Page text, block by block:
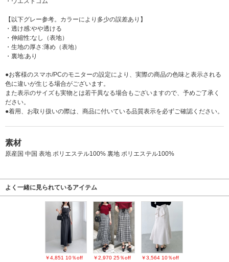
【以下グレー参考。カラーにより多少の誤差あり】
・透け感:やや透ける
・伸縮性:なし（表地）
・生地の厚さ:薄め（表地）
・裏地:あり
●お客様のスマホ/PCのモニターの設定により、実際の商品の色味と表示される
色に違いが生じる場合がございます。
また表示のサイズも実物とは若干異なる場合もございますので、予めご了承く
ださい。
●着用、お取り扱いの際は、商品に付いている品質表示を必ずご確認ください。
素材
原産国 中国 表地 ポリエステル100% 裏地 ポリエステル100%
よく一緒に見られているアイテム
￥4,851 10％off ￥2,970 25％off ￥3,564 10％off